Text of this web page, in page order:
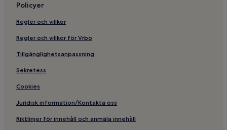
Hotell i Saint-Jean-Cap-Ferrat
Hotell i Valbonne
Hotell med pool i Cap d'Ail
Hotell i Cap d'Ail
Hotell med pool i Cannes
Hotell med parkering i Cannes
Hotell med gym i Cannes
Vandrarhem i Cannes
Policyer
Regler och villkor
Regler och villkor för Vrbo
Tillgänglighetsanpassning
Sekretess
Cookies
Juridisk information/Kontakta oss
Riktlinjer för innehåll och anmäla innehåll